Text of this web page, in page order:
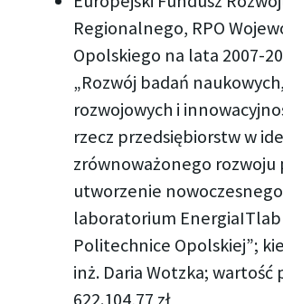
Regionalnego, RPO
Opolskiego na lata 2007-
„Rozwój badań
rozwojowych i
rzecz przedsiębiorstw w
zrównoważonego rozwoju
utworzenie nowoczesnego
laboratorium
Politechnice Opolskiej”;
inż. Daria Wotzka; wartość
622.104,77 zł